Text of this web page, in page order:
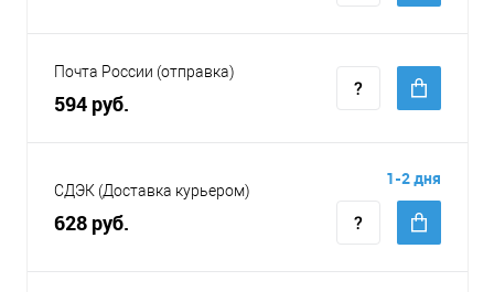
Почта России (отправка)
594 руб.
СДЭК (Доставка курьером)
628 руб.
1-2 дня